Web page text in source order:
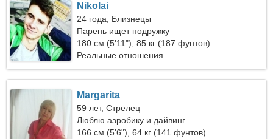
Nikolai
24 года, Близнецы
Парень ищет подружку
180 см (5'11"), 85 кг (187 фунтов)
Реальные отношения
Margarita
59 лет, Стрелец
Люблю аэробику и дайвинг
166 см (5'6"), 64 кг (141 фунтов)